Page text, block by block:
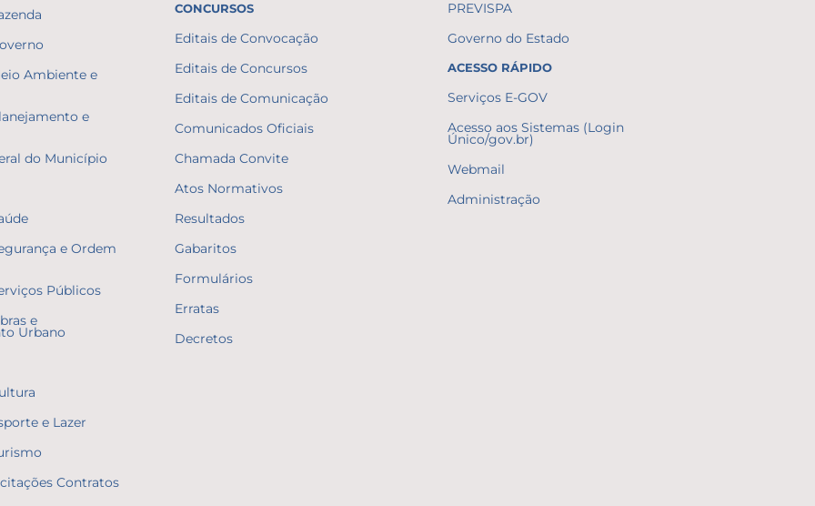
Ambiente e
e
do Município
e Ordem
Públicos
e
Urbano
e Lazer
Contratos
CONCURSOS
Editais de Convocação
Editais de Concursos
Editais de Comunicação
Comunicados Oficiais
Chamada Convite
Atos Normativos
Resultados
Gabaritos
Formulários
Erratas
Decretos
PREVISPA
Governo do Estado
ACESSO RÁPIDO
Serviços E-GOV
Acesso aos Sistemas (Login
Único/gov.br)
Webmail
Administração